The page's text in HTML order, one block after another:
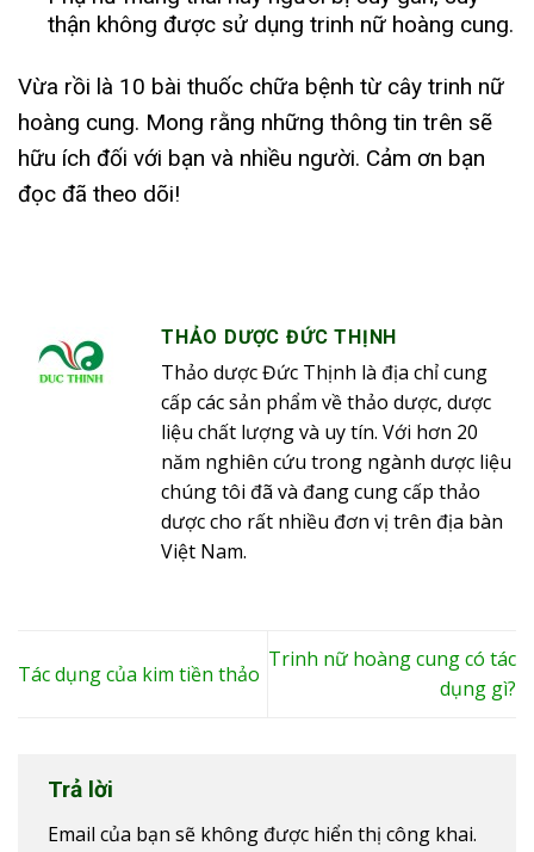
thận không được sử dụng trinh nữ hoàng cung.
Vừa rồi là 10 bài thuốc chữa bệnh từ cây trinh nữ
hoàng cung. Mong rằng những thông tin trên sẽ
hữu ích đối với bạn và nhiều người. Cảm ơn bạn
đọc đã theo dõi!
THẢO DƯỢC ĐỨC THỊNH
Thảo dược Đức Thịnh là địa chỉ cung
cấp các sản phẩm về thảo dược, dược
liệu chất lượng và uy tín. Với hơn 20
năm nghiên cứu trong ngành dược liệu
chúng tôi đã và đang cung cấp thảo
dược cho rất nhiều đơn vị trên địa bàn
Việt Nam.
Tác dụng của kim tiền thảo
Trinh nữ hoàng cung có tác
dụng gì?
Trả lời
Email của bạn sẽ không được hiển thị công khai.